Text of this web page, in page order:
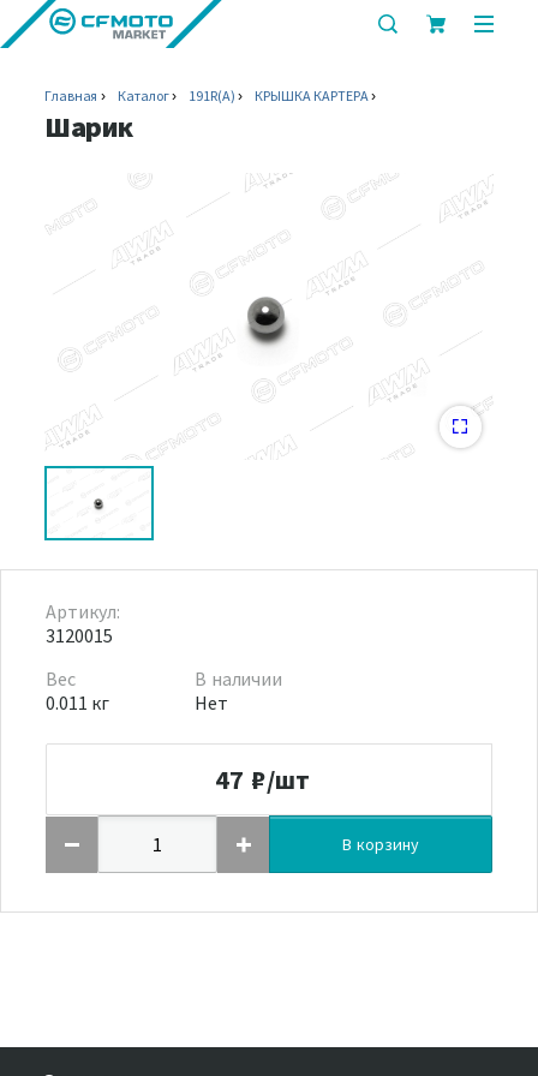
показать
Главная Каталог 191R(A) КРЫШКА КАРТЕРА
Шарик
Артикул:
3120015
Вес
0.011 кг
В наличии
Нет
47 ₽/шт
В корзину